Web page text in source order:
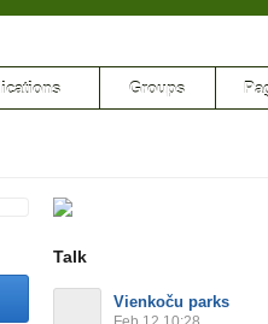
Groups
Talk
Vienkoču parks